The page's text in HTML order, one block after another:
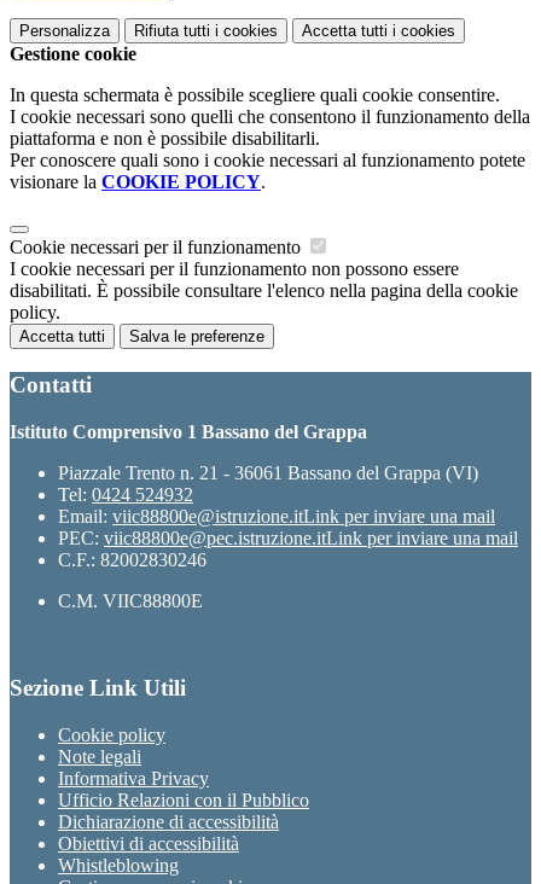
Personalizza Rifiuta tutti i cookies Accetta tutti i cookies
Gestione cookie
In questa schermata è possibile scegliere quali cookie consentire.
I cookie necessari sono quelli che consentono il funzionamento della
piattaforma e non è possibile disabilitarli.
Per conoscere quali sono i cookie necessari al funzionamento potete
visionare la COOKIE POLICY.
Cookie necessari per il funzionamento
I cookie necessari per il funzionamento non possono essere
disabilitati. È possibile consultare l'elenco nella pagina della cookie
policy.
Accetta tutti Salva le preferenze
Contatti
Istituto Comprensivo 1 Bassano del Grappa
Piazzale Trento n. 21 - 36061 Bassano del Grappa (VI)
Tel: 0424 524932
Email: viic88800e@istruzione.itLink per inviare una mail
PEC: viic88800e@pec.istruzione.itLink per inviare una mail
C.F.: 82002830246
C.M. VIIC88800E
Sezione Link Utili
Cookie policy
Note legali
Informativa Privacy
Ufficio Relazioni con il Pubblico
Dichiarazione di accessibilità
Obiettivi di accessibilità
Whistleblowing